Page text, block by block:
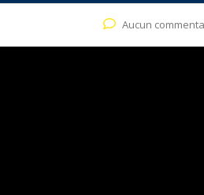
Aucun